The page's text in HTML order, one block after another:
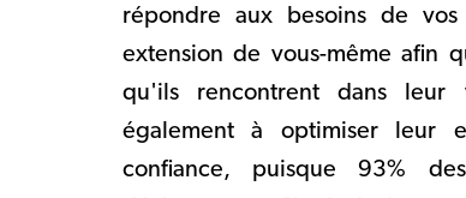
répondre aux besoins de
extension de vous-même afin
qu'ils rencontrent dans
également à optimiser leur
confiance, puisque 93%